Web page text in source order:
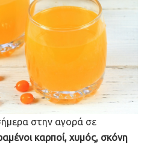
στην αγορά σε
καρποί, χυμός, σκόνη